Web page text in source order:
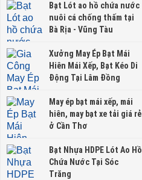
Bạt Lót ao hồ chứa nước
nuôi cá chống thấm tại
Bà Rịa - Vũng Tàu
Xưởng May Ép Bạt Mái
Hiên Mái Xếp, Bạt Kéo Di
Động Tại Lâm Đồng
May ép bạt mái xếp, mái
hiên, may bạt xe tải giá rẻ
ở Cần Thơ
Bạt Nhựa HDPE Lót Ao Hồ
Chứa Nước Tại Sóc
Trăng